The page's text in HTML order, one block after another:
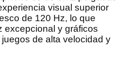
visual superior
de 120 Hz, lo que
excepcional y gráficos
de alta velocidad y